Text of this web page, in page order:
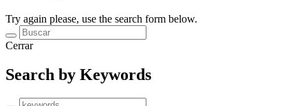
Try again please, use the search form below.
Cerrar
Search by Keywords